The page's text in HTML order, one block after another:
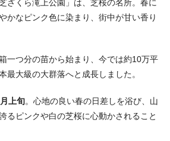
ざくら滝上公園」は、芝桜の名所。春に
かなピンク色に染まり、街中が甘い香り
一つ分の苗から始まり、今では約10万平
最大級の大群落へと成長しました。
上旬。心地の良い春の日差しを浴び、山
るピンクや白の芝桜に心動かされること